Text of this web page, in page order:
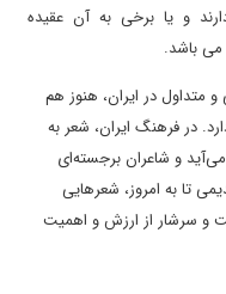
و یا برخی به آن عقیده
باشد.
متداول در ایران، هنوز هم
در فرهنگ ایران، شعر به
و شاعران برجسته‌ای
تا به امروز، شعرهایی
و سرشار از ارزش و اهمیت